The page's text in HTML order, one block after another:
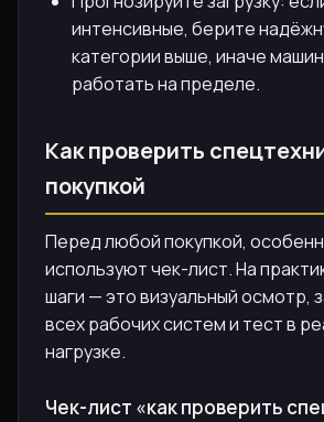
интенсивные, берите
категории выше, иначе
работать на пределе.
Как проверить
покупкой
Перед любой покупкой,
используют чек-лист. На
шаги — это визуальный осмотр,
всех рабочих систем и тест в
нагрузке.
Чек-лист «как проверить